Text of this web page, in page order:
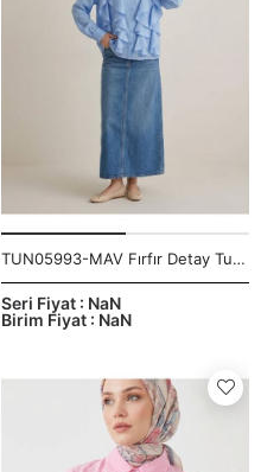
TUN05993-MAV Fırfır Detay Tunik-Mavi
Birim Fiyat : NaN
Seri Fiyat : NaN